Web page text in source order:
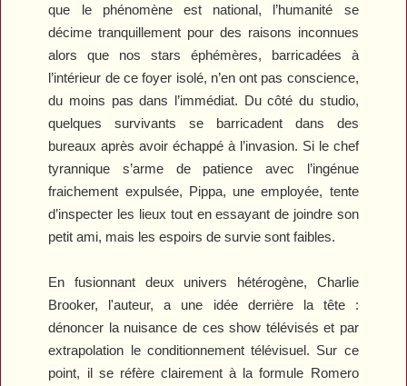
que le phénomène est national, l’humanité se
décime tranquillement pour des raisons inconnues
alors que nos stars éphémères, barricadées à
l’intérieur de ce foyer isolé, n’en ont pas conscience,
du moins pas dans l’immédiat. Du côté du studio,
quelques survivants se barricadent dans des
bureaux après avoir échappé à l’invasion. Si le chef
tyrannique s’arme de patience avec l’ingénue
fraichement expulsée, Pippa, une employée, tente
d’inspecter les lieux tout en essayant de joindre son
petit ami, mais les espoirs de survie sont faibles.
En fusionnant deux univers hétérogène, Charlie
Brooker, l'auteur, a une idée derrière la tête :
dénoncer la nuisance de ces show télévisés et par
extrapolation le conditionnement télévisuel. Sur ce
point, il se réfère clairement à la formule Romero